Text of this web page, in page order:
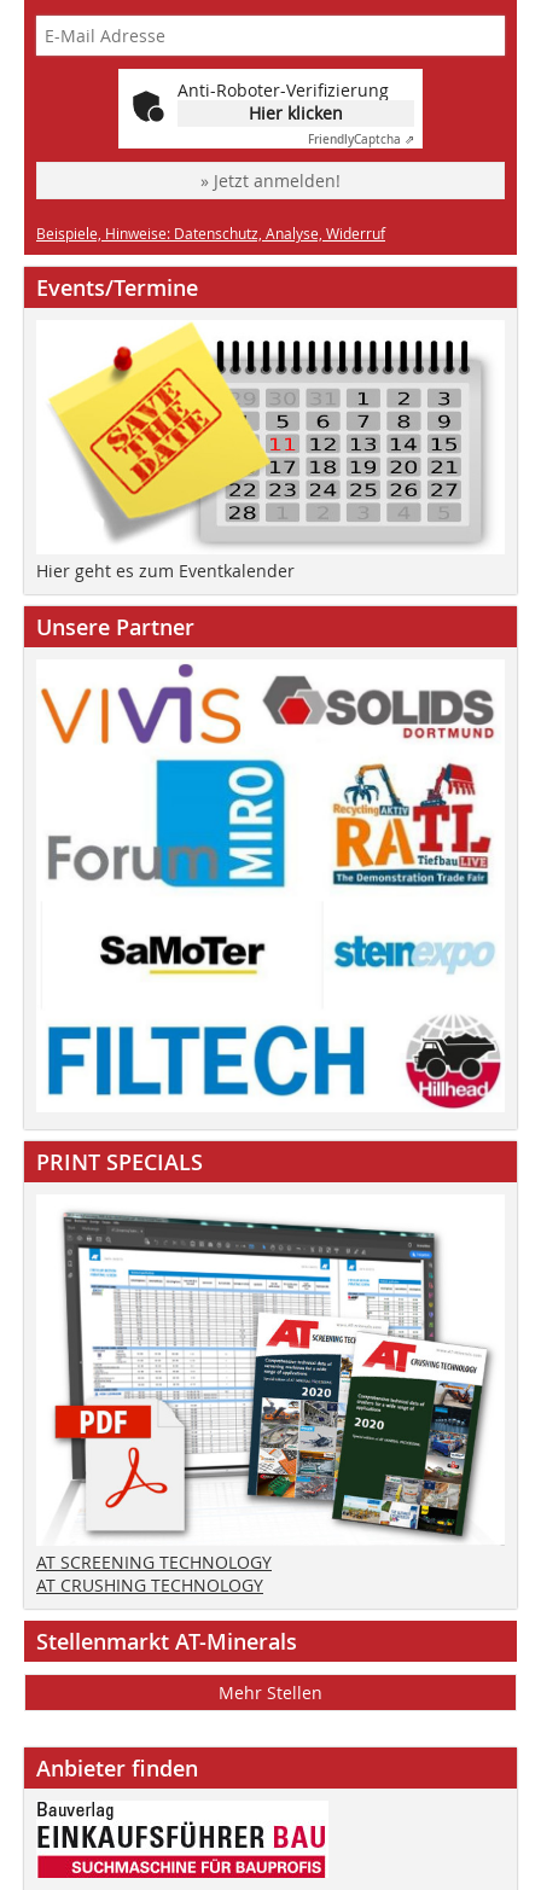
Anti-Roboter-Verifizierung
Hier klicken
FriendlyCaptcha ⇗
» Jetzt anmelden!
Beispiele, Hinweise: Datenschutz, Analyse, Widerruf
Events/Termine
Hier geht es zum Eventkalender
Unsere Partner
PRINT SPECIALS
AT SCREENING TECHNOLOGY
AT CRUSHING TECHNOLOGY
Stellenmarkt AT-Minerals
Mehr Stellen
Anbieter finden